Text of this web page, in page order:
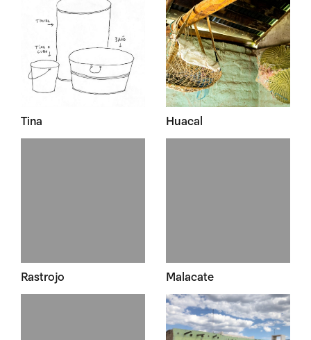
Tina Huacal
Rastrojo Malacate